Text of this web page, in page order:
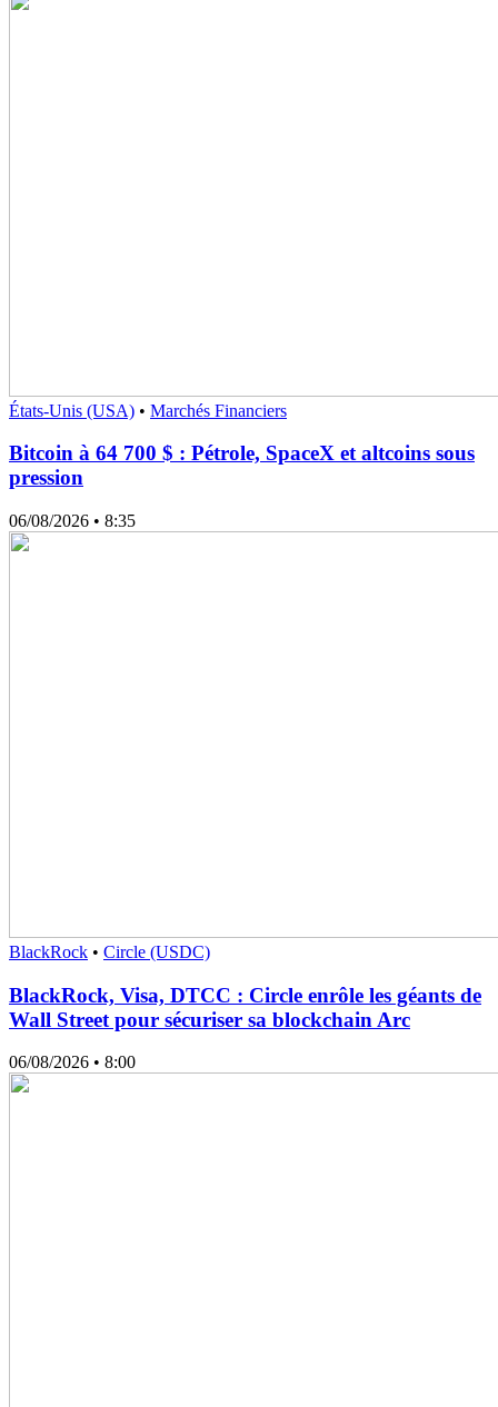
États-Unis (USA) • Marchés Financiers
Bitcoin à 64 700 $ : Pétrole, SpaceX et altcoins sous
pression
06/08/2026 • 8:35
BlackRock • Circle (USDC)
BlackRock, Visa, DTCC : Circle enrôle les géants de
Wall Street pour sécuriser sa blockchain Arc
06/08/2026 • 8:00